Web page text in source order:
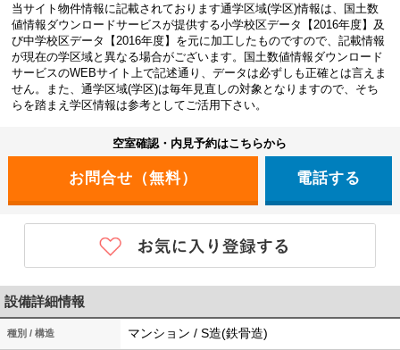
当サイト物件情報に記載されております通学区域(学区)情報は、国土数
値情報ダウンロードサービスが提供する小学校区データ【2016年度】及
び中学校区データ【2016年度】を元に加工したものですので、記載情報
が現在の学区域と異なる場合がございます。国土数値情報ダウンロード
サービスのWEBサイト上で記述通り、データは必ずしも正確とは言えま
せん。また、通学区域(学区)は毎年見直しの対象となりますので、そち
らを踏まえ学区情報は参考としてご活用下さい。
空室確認・内見予約はこちらから
電話する
設備詳細情報
種別 / 構造 マンション / S造(鉄骨造)